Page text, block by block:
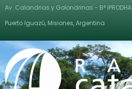
Av. Calandrias y Golondrinas - B° IPRODHA
Puerto Iguazú, Misiones, Argentina